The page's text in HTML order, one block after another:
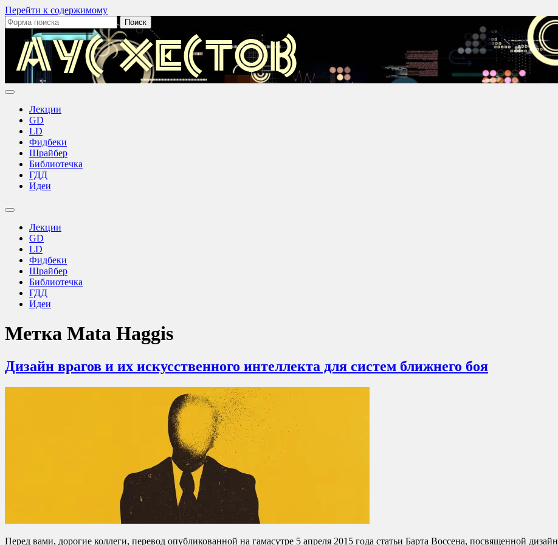
Перейти к содержимому
Поиск:
Лекции
GD
LD
Фидбеки
Шрайбер
Библиотечка
ГДД
Идеи
Переключить
поискаЛекции
GD
LD
Фидбеки
Шрайбер
Библиотечка
ГДД
Идеи
Метка Mata Haggis
Дизайн врагов и их искусственного интеллекта для систем ближнего боя
Перед вами, дорогие коллеги, перевод опубликованной на гамасутре 5 апреля 2015 года статьи Барта Воссена, посвященной